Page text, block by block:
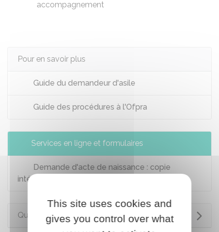
accompagnement
Pour en savoir plus
Guide du demandeur d'asile
Guide des procédures à l'Ofpra
Services en ligne et formulaires
Demande d'acte de naissance : copie
intégrale ou extrait (réfugié ou apatride)
Questions ? Réponses !
This site uses cookies and
gives you control over what